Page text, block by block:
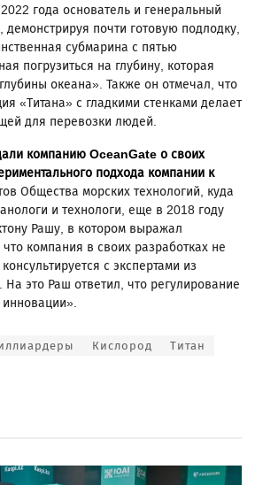
года основатель и генеральный
демонстрируя почти готовую подлодку,
субмарина с пятью
погрузиться на глубину, которая
океана». Также он отмечал, что
«Титана» с гладкими стенками делает
для перевозки людей.
компанию OceanGate о своих
подхода компании к
Общества морских технологий, куда
и технологи, еще в 2018 году
Рашу, в котором выражал
компания в своих разработках не
с экспертами из
На это Раш ответил, что регулирование
Кислород
Титан